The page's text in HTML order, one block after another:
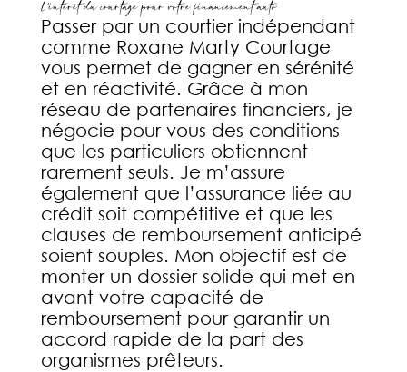
L’intérêt du courtage pour votre financement auto
Passer par un courtier indépendant
comme Roxane Marty Courtage
vous permet de gagner en sérénité
et en réactivité. Grâce à mon
réseau de partenaires financiers, je
négocie pour vous des conditions
que les particuliers obtiennent
rarement seuls. Je m’assure
également que l’assurance liée au
crédit soit compétitive et que les
clauses de remboursement anticipé
soient souples. Mon objectif est de
monter un dossier solide qui met en
avant votre capacité de
remboursement pour garantir un
accord rapide de la part des
organismes prêteurs.